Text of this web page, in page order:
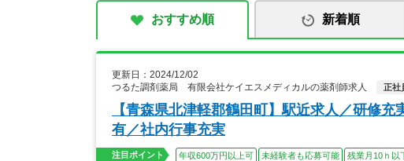
おすすめ順 新着順
更新日：2024/12/02
つるた調剤薬局 有限会社ケイエスメディカルの薬剤師求人
正社
【青森県北津軽郡鶴田町】駅近求人／研修
有／社内行事充実
注目ポイント 年収600万円以上可 未経験者も応募可能 残業月10ｈ以